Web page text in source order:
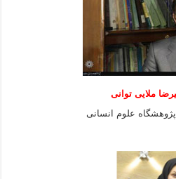
ملايى توانی
پژوهشگاه علوم انسانی